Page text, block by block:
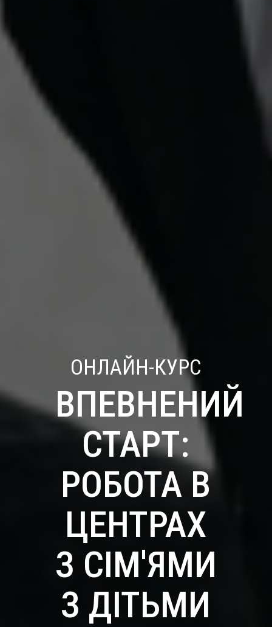
ОНЛАЙН-КУРС
ВПЕВНЕНИЙ
СТАРТ:
РОБОТА В
ЦЕНТРАХ
З СІМ'ЯМИ
З ДІТЬМИ